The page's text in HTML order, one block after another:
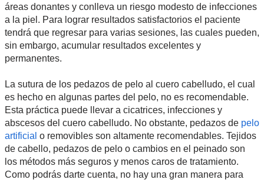
áreas donantes y conlleva un riesgo modesto de infecciones
a la piel. Para lograr resultados satisfactorios el paciente
tendrá que regresar para varias sesiones, las cuales pueden,
sin embargo, acumular resultados excelentes y
permanentes.
La sutura de los pedazos de pelo al cuero cabelludo, el cual
es hecho en algunas partes del pelo, no es recomendable.
Esta práctica puede llevar a cicatrices, infecciones y
abscesos del cuero cabelludo. No obstante, pedazos de pelo
artificial o removibles son altamente recomendables. Tejidos
de cabello, pedazos de pelo o cambios en el peinado son
los métodos más seguros y menos caros de tratamiento.
Como podrás darte cuenta, no hay una gran manera para